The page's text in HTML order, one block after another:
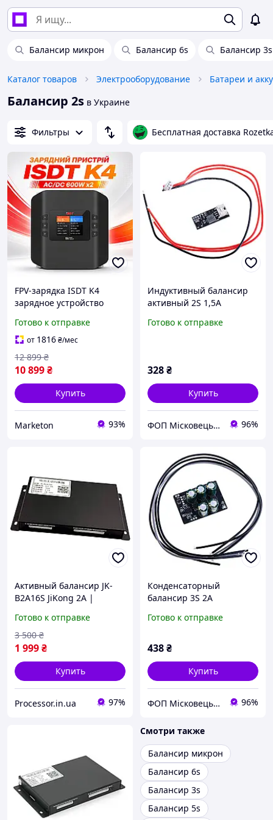
Балансир микрон Балансир 6s Балансир 3s
Каталог товаров Электрооборудование Батареи и
Балансир 2s в Украине
Фильтры Бесплатная доставка
FPV-зарядка ISDT K4
зарядное устройство
аккумуляторов ведов
дронов LiPo LiHV LiFe LiIon
1-8S балансир isdt k4
Готово к отправке
от 1816₴/мес
10 899₴
12 899 ₴
Купить
Marketon 93%
Индуктивный балансир
активный 2S 1,5A
Готово к отправке
328₴
Купить
ФОП Місковець О.Г. 96%
Активный балансир JK-
B2A16S JiKong 2A |
LiFePO4, Li-ion, LTO,
свинцово-кислотных АКБ
24 70V
Готово к отправке
1 999₴
3 500 ₴
Купить
Processor.in.ua 97%
Конденсаторный
балансир 3S 2A
Готово к отправке
438₴
Купить
ФОП Місковець О.Г. 96%
Смотри также
Балансир микрон
Балансир 6s
Балансир 3s
Балансир 5s